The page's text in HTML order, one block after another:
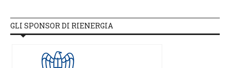
GLI SPONSOR DI RIENERGIA